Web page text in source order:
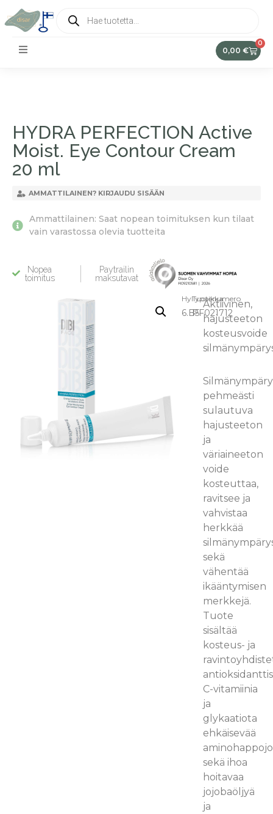
0,00 €
0
Hyllypaikka:
6.B5
Tuotenumero
PF021712
Aktiivinen,
hajusteeton
kosteusvoide
pehmeästi
sulautuva
hajusteeton
ja
väriaineeton
voide
kosteuttaa,
ravitsee ja
vahvistaa
herkkää
sekä
vähentää
ikääntymisen
merkkejä.
Tuote
sisältää
kosteus- ja
C-vitamiinia
ja
glykaatiota
ehkäisevää
sekä ihoa
hoitavaa
jojobaöljyä
ja
HYDRA PERFECTION Active
Moist. Eye Contour Cream
20 ml
AMMATTILAINEN? KIRJAUDU SISÄÄN
Ammattilainen: Saat nopean toimituksen kun tilaat
vain varastossa olevia tuotteita
Nopea
toimitus
Paytrailin
maksutavat